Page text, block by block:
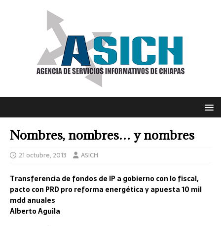
Nombres, nombres… y nombres
21 octubre, 2013 ASICH
Transferencia de fondos de IP a gobierno con lo fiscal,
pacto con PRD pro reforma energética y apuesta 10 mil
mdd anuales
Alberto Aguila